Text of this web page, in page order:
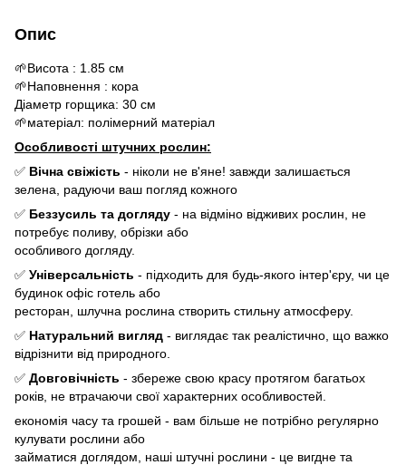
Опис
🌱Висота : 1.85 см
🌱Наповнення : кора
Діаметр горщика: 30 см
🌱матеріал: полімерний матеріал
Особливості штучних рослин:
✅ Вічна свіжість - ніколи не в'яне! завжди залишається
зелена, радуючи ваш погляд кожного
✅ Беззусиль та догляду - на відміно відживих рослин, не
потребує поливу, обрізки або
особливого догляду.
✅ Універсальність - підходить для будь-якого інтер'єру, чи це
будинок офіс готель або
ресторан, шлучна рослина створить стильну атмосферу.
✅ Натуральний вигляд - виглядає так реалістично, що важко
відрізнити від природного.
✅ Довговічність - збереже свою красу протягом багатьох
років, не втрачаючи свої характерних особливостей.
економія часу та грошей - вам більше не потрібно регулярно
кулувати рослини або
займатися доглядом, наші штучні рослини - це вигдне та